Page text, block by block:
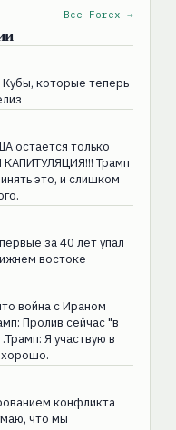
Все Forex →
которые теперь
остаeтся только
Трамп
это, и слишком
за 40 лет упал
востоке
война с Ираном
Пролив сейчас "в
Я участвую в
хорошо.
конфликта
что мы